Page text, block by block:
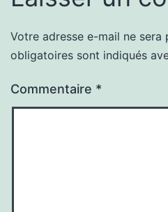
Votre adresse e-mail ne sera
obligatoires sont indiqués
Commentaire *